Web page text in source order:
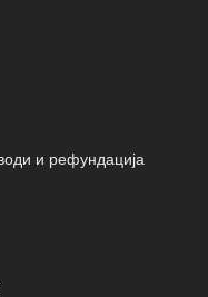
и рефундација